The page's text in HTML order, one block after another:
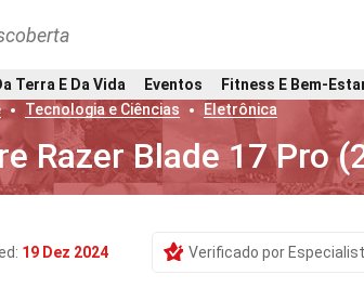
Terra E Da Vida Eventos
Fitness E Bem-
Tecnologia e Ciências Eletrônica
Razer Blade 17 Pro
19 Dez 2024 Verificado por